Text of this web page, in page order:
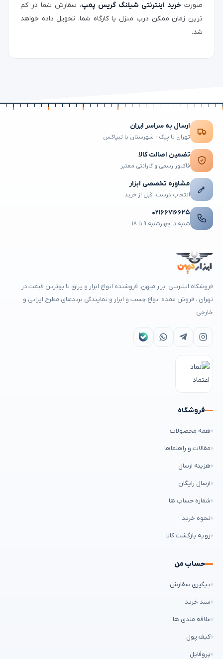
صورت خرید اینترنتی شیلنگ گریس پمپ، سفارش شما در کم
ترین زمان ممکن درب منزل یا کارگاه شما، تحویل داده خواهد
شد.
ارسال به سراسر ایران
تهران با پیک · شهرستان با تیپاکس
تضمین اصالت کالا
فاکتور رسمی و گارانتی معتبر
مشاوره تخصصی ابزار
انتخاب درست، قبل از خرید
۰۲۱۶۶۷۱۶۶۲۵
شنبه تا چهارشنبه ۹ تا ۱۸
فروشگاه اینترنتی ابزار میهن، فروشنده انواع ابزار و یراق با بهترین قیمت در
تهران ، فروش عمده انواع چسب و ابزار و نمایندگی برندهای مطرح ایرانی و
خارجی
فروشگاه
همه محصولات
مقالات و راهنماها
هزینه ارسال
ارسال رایگان
شماره حساب ها
نحوه خرید
رویه بازگشت کالا
حساب من
پیگیری سفارش
سبد خرید
علاقه مندی ها
کیف پول
پروفایل